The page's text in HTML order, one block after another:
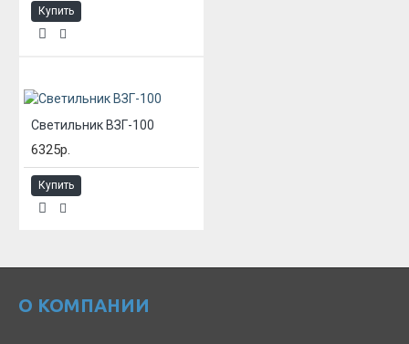
Купить
Светильник ВЗГ-100
6325р.
Купить
О КОМПАНИИ